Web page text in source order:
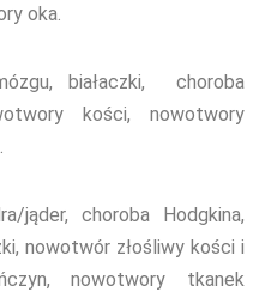
oka.
białaczki, choroba
kości, nowotwory
jąder, choroba Hodgkina,
nowotwór złośliwy kości i
nowotwory tkanek